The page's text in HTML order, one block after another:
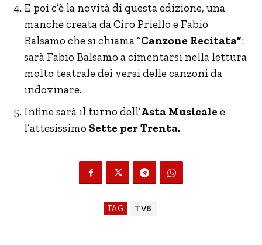
E poi c’è la novità di questa edizione, una
manche creata da Ciro Priello e Fabio
Balsamo che si chiama “Canzone Recitata”:
sarà Fabio Balsamo a cimentarsi nella lettura
molto teatrale dei versi delle canzoni da
indovinare.
Infine sarà il turno dell’Asta Musicale e
l’attesissimo Sette per Trenta.
TAG TV8